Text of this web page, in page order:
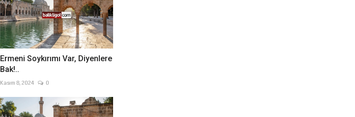
Ermeni Soykırımı Var, Diyenlere
Bak!..
Kasım 8, 2024 0